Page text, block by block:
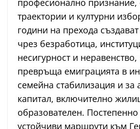
професионално признание,
траектории и културни
години на прехода
чрез безработица,
несигурност и неравенство,
превръща емиграцията в
семейна стабилизация и за
капитал, включително
образователен.
устойчиви маршрути към